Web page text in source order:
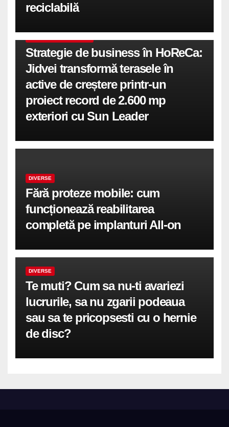
reciclabilă
Strategie de business în HoReCa:
Jidvei transformă terasele în
active de creștere printr-un
proiect record de 2.600 mp
exteriori cu Sun Leader
DIVERSE
Fără proteze mobile: cum
funcționează reabilitarea
completă pe implanturi All-on
DIVERSE
Te muti? Cum sa nu-ti avariezi
lucrurile, sa nu zgarii podeaua
sau sa te pricopsesti cu o hernie
de disc?